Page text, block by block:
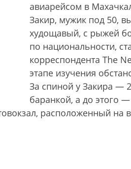
авиарейсом в
Закир, мужик под 50,
худощавый, с рыжей
по национальности,
корреспондента The
этапе изучения
За спиной у Закира —
баранкой, а до этого
расположенный на